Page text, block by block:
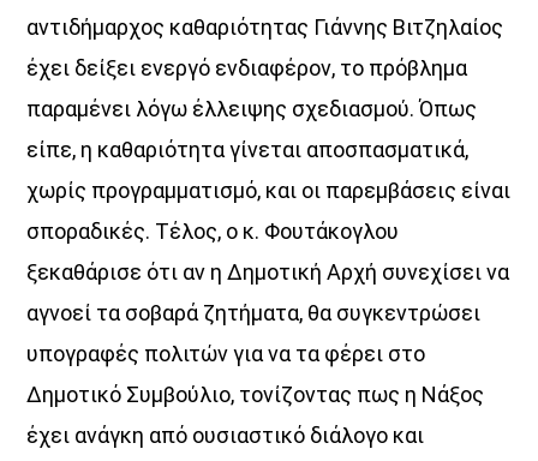
αντιδήμαρχος καθαριότητας Γιάννης Βιτζηλαίος
έχει δείξει ενεργό ενδιαφέρον, το πρόβλημα
παραμένει λόγω έλλειψης σχεδιασμού. Όπως
είπε, η καθαριότητα γίνεται αποσπασματικά,
χωρίς προγραμματισμό, και οι παρεμβάσεις είναι
σποραδικές. Τέλος, ο κ. Φουτάκογλου
ξεκαθάρισε ότι αν η Δημοτική Αρχή συνεχίσει να
αγνοεί τα σοβαρά ζητήματα, θα συγκεντρώσει
υπογραφές πολιτών για να τα φέρει στο
Δημοτικό Συμβούλιο, τονίζοντας πως η Νάξος
έχει ανάγκη από ουσιαστικό διάλογο και